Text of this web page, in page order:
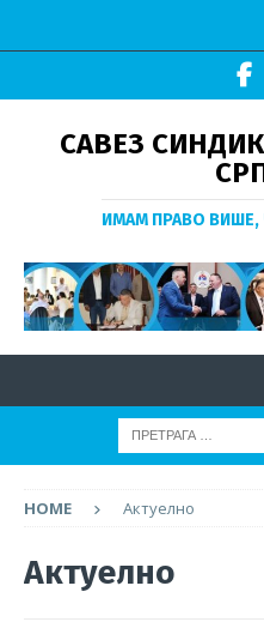
САВЕЗ
ИМАМ ПРАВО ВИШЕ,
HOME Актуелно
Актуелно